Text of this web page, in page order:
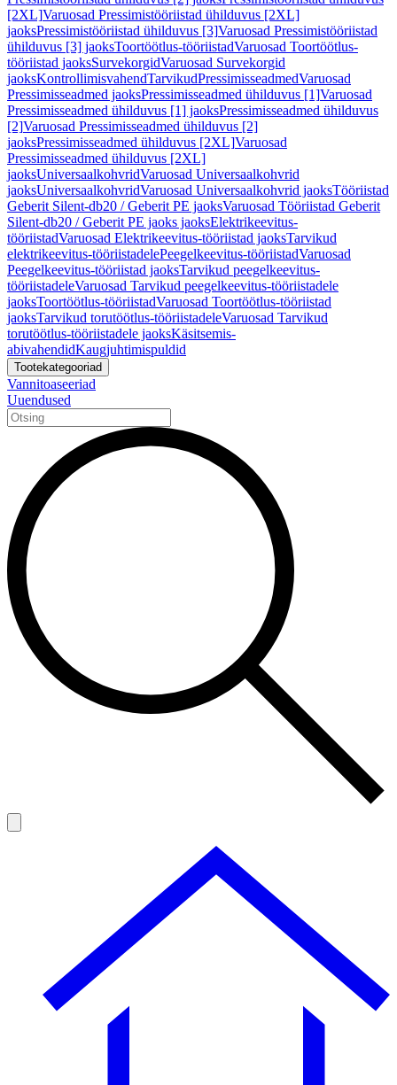
[2XL]Varuosad Pressimistööriistad ühilduvus [2XL]
jaoksPressimistööriistad ühilduvus [3]Varuosad Pressimistööriistad
ühilduvus [3] jaoksToortöötlus-tööriistadVaruosad Toortöötlus-
tööriistad jaoksSurvekorgidVaruosad Survekorgid
jaoksKontrollimisvahendTarvikudPressimisseadmedVaruosad
Pressimisseadmed jaoksPressimisseadmed ühilduvus [1]Varuosad
Pressimisseadmed ühilduvus [1] jaoksPressimisseadmed ühilduvus
[2]Varuosad Pressimisseadmed ühilduvus [2]
jaoksPressimisseadmed ühilduvus [2XL]Varuosad
Pressimisseadmed ühilduvus [2XL]
jaoksUniversaalkohvridVaruosad Universaalkohvrid
jaoksUniversaalkohvridVaruosad Universaalkohvrid jaoksTööriistad
Geberit Silent-db20 / Geberit PE jaoksVaruosad Tööriistad Geberit
Silent-db20 / Geberit PE jaoks jaoksElektrikeevitus-
tööriistadVaruosad Elektrikeevitus-tööriistad jaoksTarvikud
elektrikeevitus-tööriistadelePeegelkeevitus-tööriistadVaruosad
Peegelkeevitus-tööriistad jaoksTarvikud peegelkeevitus-
tööriistadeleVaruosad Tarvikud peegelkeevitus-tööriistadele
jaoksToortöötlus-tööriistadVaruosad Toortöötlus-tööriistad
jaoksTarvikud torutöötlus-tööriistadeleVaruosad Tarvikud
torutöötlus-tööriistadele jaoksKäsitsemis-
abivahendidKaugjuhtimispuldid
Tootekategooriad
Vannitoaseeriad
Uuendused